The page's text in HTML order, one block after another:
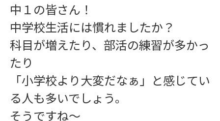
中１の皆さん！
中学校生活には慣れましたか？
科目が増えたり、部活の練習が多かっ
たり
「小学校より大変だなぁ」と感じてい
る人も多いでしょう。
そうですね〜